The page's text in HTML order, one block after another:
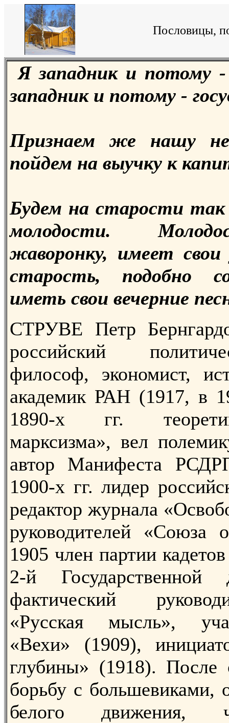
Пословицы,
Я западник и потому
западник и потому -
Признаем же нашу
пойдем на выучку к
Будем на старости так
молодости.
жаворонку, имеет свои
старость, подобно
иметь свои вечерние
СТРУВЕ Петр
российский
философ, экономист,
академик РАН (1917, в
1890-х гг.
марксизма», вел
автор Манифеста
1900-х гг. лидер
редактор журнала
руководителей «Союза
1905 член партии
2-й
фактический
«Русская мысль»,
«Вехи» (1909),
глубины» (1918). После
борьбу с большевиками,
белого движения,